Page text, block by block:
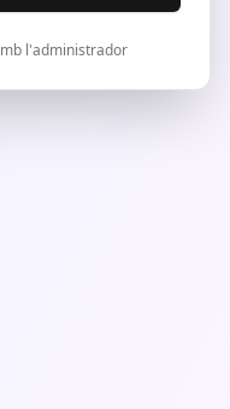
l'administrador